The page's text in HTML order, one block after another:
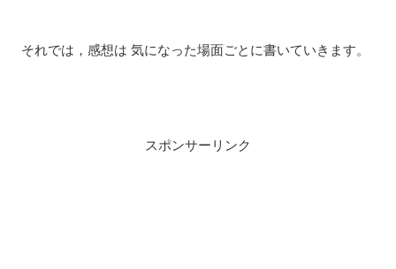
それでは，感想は 気になった場面ごとに書いていきます。
スポンサーリンク